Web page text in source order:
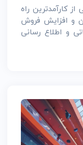
کارآمدترین راه
و افزایش فروش
و اطلاع رسانی